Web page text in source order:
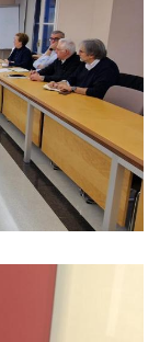
Socials